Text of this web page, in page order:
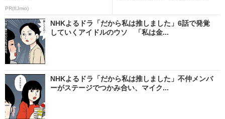
PR(IIJmio)
NHKよるドラ「だから私は推しました」6話で発覚
していくアイドルのウソ 「私は金...
NHKよるドラ「だから私は推しました」不仲メンバ
ーがステージでつかみ合い、マイク...